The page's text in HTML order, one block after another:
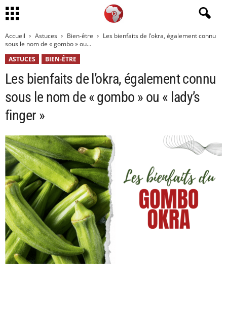
Accueil Astuces Bien-être
Les bienfaits de l’okra, également connu
sous le nom de « gombo » ou...
ASTUCES
BIEN-ÊTRE
Les bienfaits de l’okra, également connu
sous le nom de « gombo » ou « lady’s
finger »